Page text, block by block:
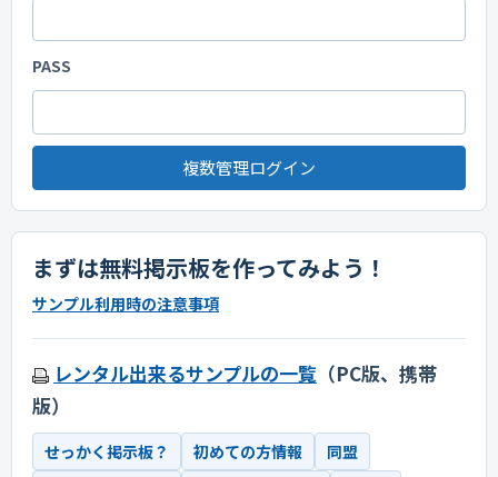
PASS
複数管理ログイン
まずは無料掲示板を作ってみよう！
サンプル利用時の注意事項
レンタル出来るサンプルの一覧 （PC版、携帯
版）
せっかく掲示板？ 初めての方情報
同盟